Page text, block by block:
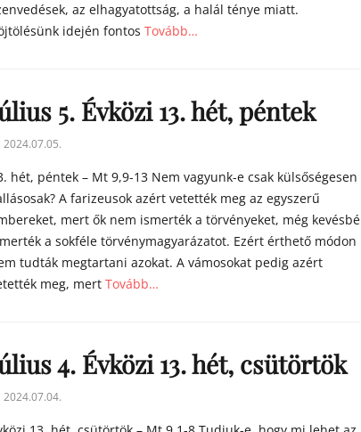
az elhagyatottság, a halál ténye miatt.
idején fontos Tovább…
5. Évközi 13. hét, péntek
2024.07.05.
hét, péntek – Mt 9,9-13 Nem vagyunk-e csak külsőségesen
A farizeusok azért vetették meg az egyszerű
mert ők nem ismerték a törvényeket, még kevésbé
a sokféle törvénymagyarázatot. Ezért érthető módon
tudták megtartani azokat. A vámosokat pedig azért
meg, mert Tovább…
4. Évközi 13. hét, csütörtök
2024.07.04.